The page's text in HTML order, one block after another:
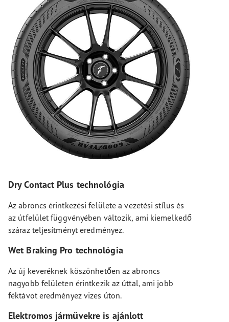
Dry Contact Plus technológia
Az abroncs érintkezési felülete a vezetési stílus és
az útfelület függvényében változik, ami kiemelkedő
száraz teljesítményt eredményez.
Wet Braking Pro technológia
Az új keveréknek köszönhetően az abroncs
nagyobb felületen érintkezik az úttal, ami jobb
féktávot eredményez vizes úton.
Elektromos járművekre is ajánlott